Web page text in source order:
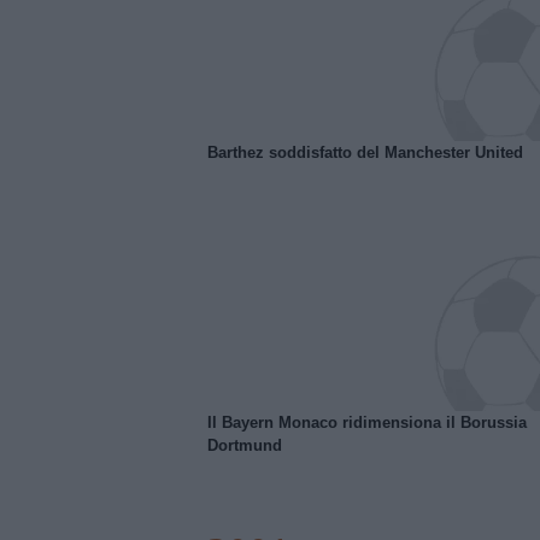
Barthez soddisfatto del Manchester United
Il Bayern Monaco ridimensiona il Borussia
Dortmund